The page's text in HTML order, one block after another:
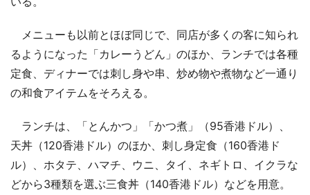
メニューも以前とほぼ同じで、同店が多くの客に知られ
るようになった「カレーうどん」のほか、ランチでは各種
定食、ディナーでは刺し身や串、炒め物や煮物など一通り
の和食アイテムをそろえる。
ランチは、「とんかつ」「かつ煮」（95香港ドル）、
天丼（120香港ドル）のほか、刺し身定食（160香港ド
ル）、ホタテ、ハマチ、ウニ、タイ、ネギトロ、イクラな
どから3種類を選ぶ三食丼（140香港ドル）などを用意。